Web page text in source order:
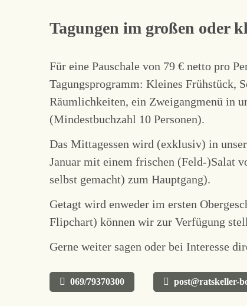
Tagungen im großen oder
Für eine Pauschale von 79 € netto pro
Tagungsprogramm: Kleines Frühstück,
Räumlichkeiten, ein Zweigangmenü in
(Mindestbuchzahl 10 Personen).
Das Mittagessen wird (exklusiv) in
Januar mit einem frischen (Feld-)Salat
selbst gemacht) zum Hauptgang).
Getagt wird enweder im ersten
Flipchart) können wir zur Verfügung
Gerne weiter sagen oder bei Interesse
069/79370300 post@ratskeller-